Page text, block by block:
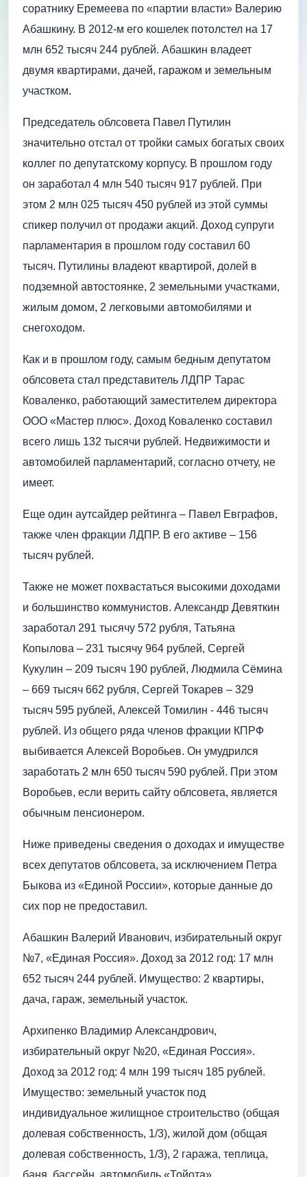
соратнику Еремеева по «партии власти» Валерию
Абашкину. В 2012-м его кошелек потолстел на 17
млн 652 тысяч 244 рублей. Абашкин владеет
двумя квартирами, дачей, гаражом и земельным
участком.
Председатель облсовета Павел Путилин
значительно отстал от тройки самых богатых своих
коллег по депутатскому корпусу. В прошлом году
он заработал 4 млн 540 тысяч 917 рублей. При
этом 2 млн 025 тысяч 450 рублей из этой суммы
спикер получил от продажи акций. Доход супруги
парламентария в прошлом году составил 60
тысяч. Путилины владеют квартирой, долей в
подземной автостоянке, 2 земельными участками,
жилым домом, 2 легковыми автомобилями и
снегоходом.
Как и в прошлом году, самым бедным депутатом
облсовета стал представитель ЛДПР Тарас
Коваленко, работающий заместителем директора
ООО «Мастер плюс». Доход Коваленко составил
всего лишь 132 тысячи рублей. Недвижимости и
автомобилей парламентарий, согласно отчету, не
имеет.
Еще один аутсайдер рейтинга – Павел Евграфов,
также член фракции ЛДПР. В его активе – 156
тысяч рублей.
Также не может похвастаться высокими доходами
и большинство коммунистов. Александр Девяткин
заработал 291 тысячу 572 рубля, Татьяна
Копылова – 231 тысячу 964 рублей, Сергей
Кукулин – 209 тысяч 190 рублей, Людмила Сёмина
– 669 тысяч 662 рубля, Сергей Токарев – 329
тысяч 595 рублей, Алексей Томилин - 446 тысяч
рублей. Из общего ряда членов фракции КПРФ
выбивается Алексей Воробьев. Он умудрился
заработать 2 млн 650 тысяч 590 рублей. При этом
Воробьев, если верить сайту облсовета, является
обычным пенсионером.
Ниже приведены сведения о доходах и имуществе
всех депутатов облсовета, за исключением Петра
Быкова из «Единой России», которые данные до
сих пор не предоставил.
Абашкин Валерий Иванович, избирательный округ
№7, «Единая Россия». Доход за 2012 год: 17 млн
652 тысяч 244 рублей. Имущество: 2 квартиры,
дача, гараж, земельный участок.
Архипенко Владимир Александрович,
избирательный округ №20, «Единая Россия».
Доход за 2012 год: 4 млн 199 тысяч 185 рублей.
Имущество: земельный участок под
индивидуальное жилищное строительство (общая
долевая собственность, 1/3), жилой дом (общая
долевая собственность, 1/3), 2 гаража, теплица,